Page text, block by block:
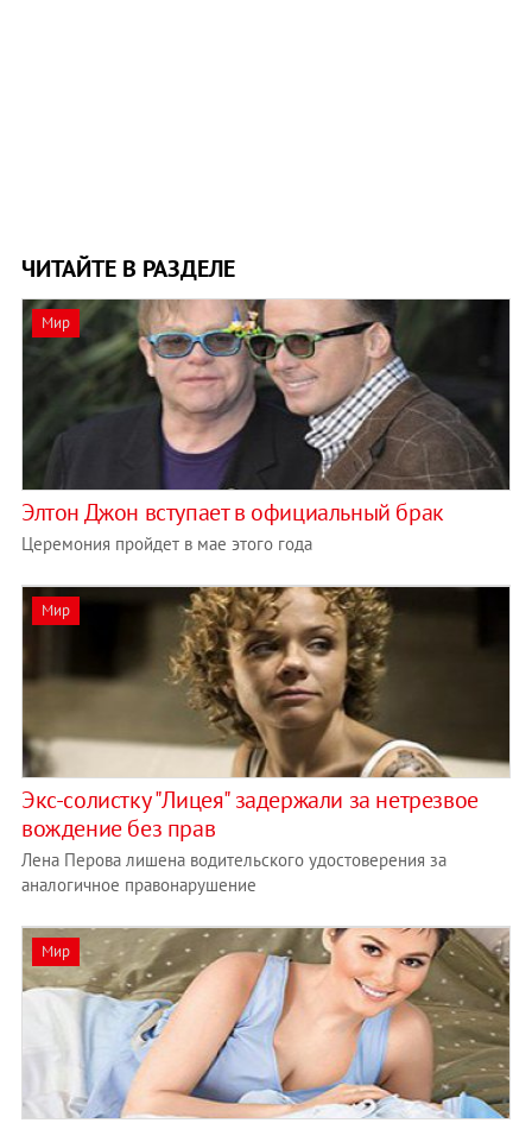
ЧИТАЙТЕ В РАЗДЕЛЕ
Мир
Элтон Джон вступает в официальный брак
Церемония пройдет в мае этого года
Мир
Экс-солистку "Лицея" задержали за нетрезвое
вождение без прав
Лена Перова лишена водительского удостоверения за
аналогичное правонарушение
Мир